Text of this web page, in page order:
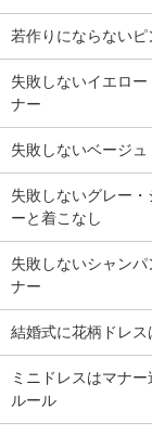
若作りにならない
失敗しないイエロ
ナー
失敗しないベージ
失敗しないグレー
ーと着こなし
失敗しないシャン
ナー
結婚式に花柄ドレ
ミニドレスはマナ
ルール